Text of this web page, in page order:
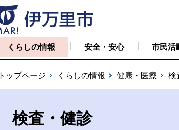
くらしの情報 安全・安心 市民活
トップページ くらしの情報 健康・医療 検
検査・健診